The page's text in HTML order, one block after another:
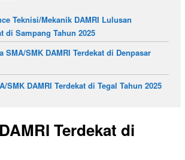
Teknisi/Mekanik DAMRI Lulusan
di Sampang Tahun 2025
SMA/SMK DAMRI Terdekat di Denpasar
SMK DAMRI Terdekat di Tegal Tahun 2025
Terdekat di